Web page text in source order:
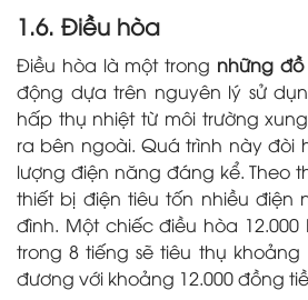
1.6. Điều hòa
Điều hòa là một trong những
động dựa trên nguyên lý sử
hấp thụ nhiệt từ môi trường
ra bên ngoài. Quá trình này đòi
lượng điện năng đáng kể. Theo
thiết bị điện tiêu tốn nhiều điện
đình. Một chiếc điều hòa 12.000
trong 8 tiếng sẽ tiêu thụ khoảng
đương với khoảng 12.000 đồng